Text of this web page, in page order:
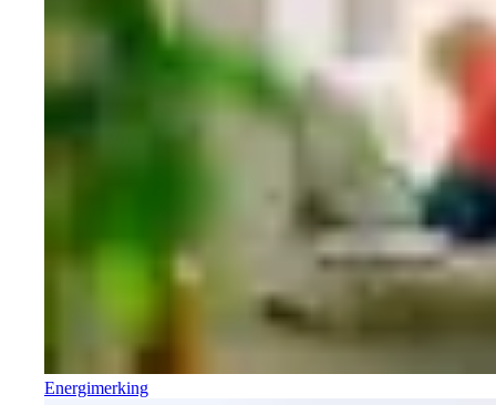
Energimerking